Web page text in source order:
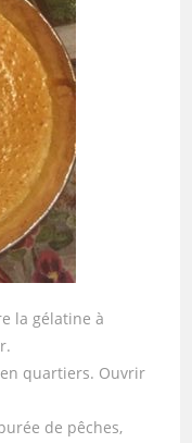
la gélatine à
quartiers. Ouvrir
de pêches,